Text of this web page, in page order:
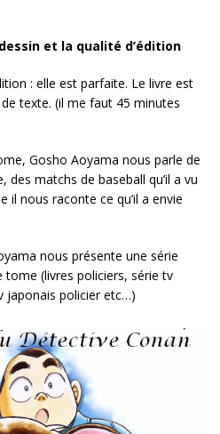
et la qualité d’édition
: elle est parfaite. Le livre est
texte. (il me faut 45 minutes
Gosho Aoyama nous parle de
matchs de baseball qu’il a vu
nous raconte ce qu’il a envie
nous présente une série
(livres policiers, série tv
japonais policier etc…)